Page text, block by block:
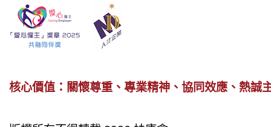
核心價值：關懷尊重、專業精神、協同效應、熱誠